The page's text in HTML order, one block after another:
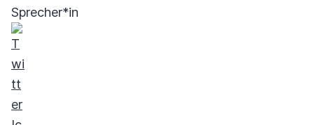
Sprecher*in